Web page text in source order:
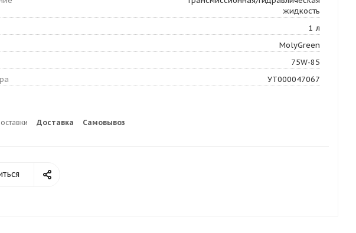
жидкость
1 л
MolyGreen
75W-85
УТ000047067
Доставка Самовывоз